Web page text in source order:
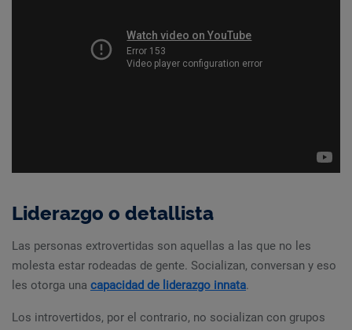
Liderazgo o detallista
Las personas extrovertidas son aquellas a las que no les
molesta estar rodeadas de gente. Socializan, conversan y eso
les otorga una capacidad de liderazgo innata.
Los introvertidos, por el contrario, no socializan con grupos